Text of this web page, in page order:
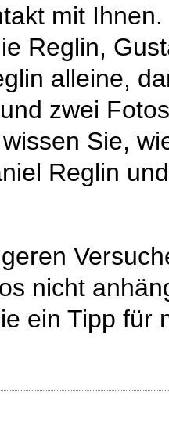
mit
Reglin,
alleine,
zwei
Sie,
Reglin
nicht
ein Tipp für